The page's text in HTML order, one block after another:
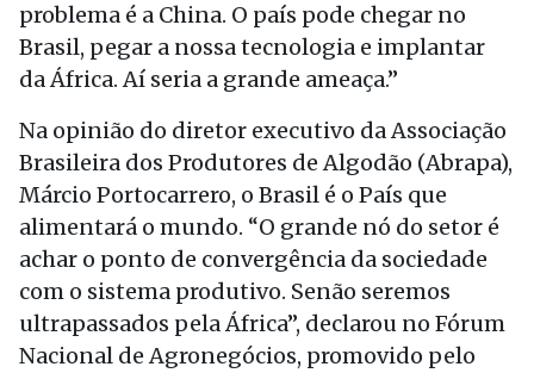
problema é a China. O país pode chegar no
Brasil, pegar a nossa tecnologia e implantar
da África. Aí seria a grande ameaça.”
Na opinião do diretor executivo da Associação
Brasileira dos Produtores de Algodão (Abrapa),
Márcio Portocarrero, o Brasil é o País que
alimentará o mundo. “O grande nó do setor é
achar o ponto de convergência da sociedade
com o sistema produtivo. Senão seremos
ultrapassados pela África”, declarou no Fórum
Nacional de Agronegócios, promovido pelo